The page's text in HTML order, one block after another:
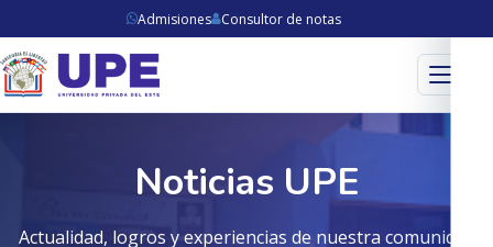
Admisiones Consultor de notas
Menú
Noticias UPE
Actualidad, logros y experiencias de nuestra comunidad